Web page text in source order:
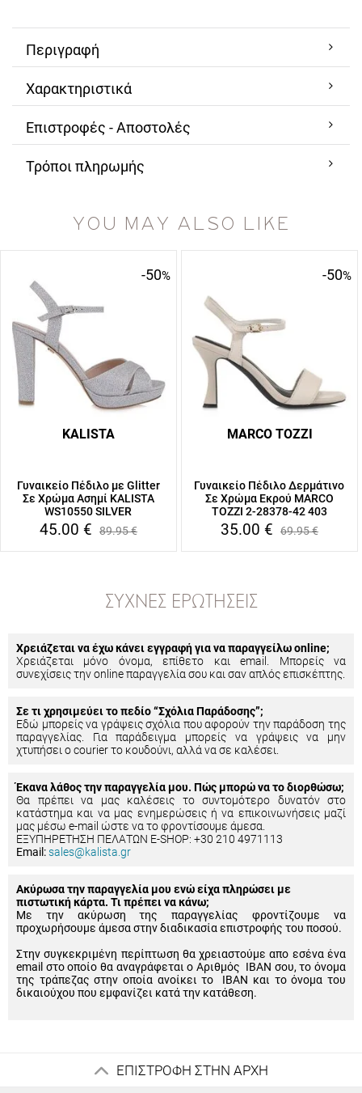
Περιγραφή
Χαρακτηριστικά
Επιστροφές - Αποστολές
Τρόποι πληρωμής
YOU MAY ALSO LIKE
-50%
KALISTA
Γυναικείο Πέδιλο με Glitter
Σε Χρώμα Ασημί KALISTA
WS10550 SILVER
45.00 € 89.95€
-50%
MARCO TOZZI
Γυναικείο Πέδιλο Δερμάτινο
Σε Χρώμα Εκρού MARCO
TOZZI 2-28378-42 403
35.00 € 69.95€
ΣΥΧΝΈΣ ΕΡΩΤΉΣΕΙΣ
Χρειάζεται να έχω κάνει εγγραφή για να παραγγείλω online;
Χρειάζεται μόνο όνομα, επίθετο και email. Μπορείς να
συνεχίσεις την online παραγγελία σου και σαν απλός επισκέπτης.
Σε τι χρησιμεύει το πεδίο “Σχόλια Παράδοσης”;
Εδώ μπορείς να γράψεις σχόλια που αφορούν την παράδοση της
παραγγελίας. Για παράδειγμα μπορείς να γράψεις να μην
χτυπήσει ο courier το κουδούνι, αλλά να σε καλέσει.
Έκανα λάθος την παραγγελία μου. Πώς μπορώ να το διορθώσω;
Θα πρέπει να μας καλέσεις το συντομότερο δυνατόν στο
κατάστημα και να μας ενημερώσεις ή να επικοινωνήσεις μαζί
μας μέσω e-mail ώστε να το φροντίσουμε άμεσα.
ΕΞΥΠΗΡΕΤΗΣΗ ΠΕΛΑΤΩΝ E-SHOP: +30 210 4971113
Email:sales@kalista.gr
Ακύρωσα την παραγγελία μου ενώ είχα πληρώσει με
πιστωτική κάρτα. Τι πρέπει να κάνω;
Με την ακύρωση της παραγγελίας φροντίζουμε να
προχωρήσουμε άμεσα στην διαδικασία επιστροφής του ποσού.
Στην συγκεκριμένη περίπτωση θα χρειαστούμε απο εσένα ένα
email στο οποίο θα αναγράφεται ο Αριθμός IBAN σου, το όνομα
της τράπεζας στην οποία ανοίκει το IBAN και το όνομα του
δικαιούχου που εμφανίζει κατά την κατάθεση.
ΕΠΙΣΤΡΟΦΗ ΣΤΗΝ ΑΡΧΗ